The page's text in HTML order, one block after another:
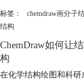
标签： chemdraw画分子
结构
ChemDraw如何让
构
在化学结构绘图和科